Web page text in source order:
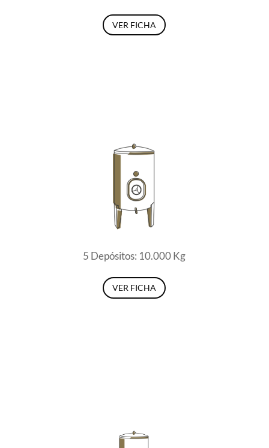
VER FICHA
5 Depósitos: 10.000 Kg
VER FICHA